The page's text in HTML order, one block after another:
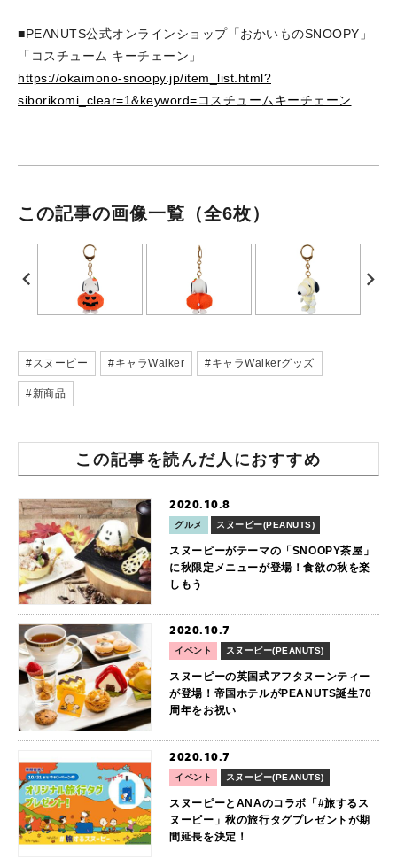
■PEANUTS公式オンラインショップ「おかいものSNOOPY」
「コスチューム キーチェーン」
https://okaimono-snoopy.jp/item_list.html?
siborikomi_clear=1&keyword=コスチュームキーチェーン
この記事の画像一覧 （全6枚）
#スヌーピー #キャラWalker #キャラWalkerグッズ
#新商品
この記事を読んだ人におすすめ
2020.10.8
グルメ スヌーピー(PEANUTS)
スヌーピーがテーマの「SNOOPY茶屋」
に秋限定メニューが登場！食欲の秋を楽
しもう
2020.10.7
イベント スヌーピー(PEANUTS)
スヌーピーの英国式アフタヌーンティー
が登場！帝国ホテルがPEANUTS誕生70
周年をお祝い
2020.10.7
イベント スヌーピー(PEANUTS)
スヌーピーとANAのコラボ「#旅するス
ヌーピー」秋の旅行タグプレゼントが期
間延長を決定！